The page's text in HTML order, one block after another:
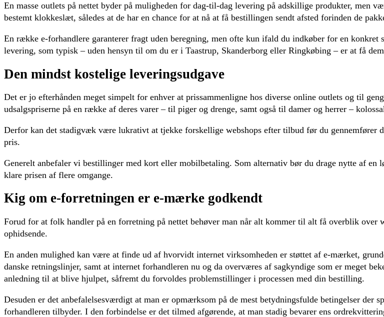
En masse outlets på nettet byder på muligheden for dag-til-dag levering på adskillige produkter, men
bestemt klokkeslæt, således at de har en chance for at nå at få bestillingen sendt afsted forinden de
En række e-forhandlere garanterer fragt uden beregning, men ofte kun ifald du indkøber for en
levering, som typisk – uden hensyn til om du er i Taastrup, Skanderborg eller Ringkøbing – er at få
Den mindst kostelige leveringsudgave
Det er jo efterhånden meget simpelt for enhver at prissammenligne hos diverse online outlets og til
udsalgspriserne på en række af deres varer – til piger og drenge, samt også til damer og herrer –
Derfor kan det stadigvæk være lukrativt at tjekke forskellige webshops efter tilbud før du gennemfører
pris.
Generelt anbefaler vi bestillinger med kort eller mobilbetaling. Som alternativ bør du drage nytte af
klare prisen af flere omgange.
Kig om e-forretningen er e-mærke godkendt
Forud for at folk handler på en forretning på nettet behøver man når alt kommer til alt få overblik over
ophidsende.
En anden mulighed kan være at finde ud af hvorvidt internet virksomheden er støttet af e-mærket,
danske retningslinjer, samt at internet forhandleren nu og da overværes af sagkyndige som er meget
anledning til at blive hjulpet, såfremt du forvoldes problemstillinger i processen med din bestilling.
Desuden er det anbefalelsesværdigt at man er opmærksom på de mest betydningsfulde betingelser
forhandleren tilbyder. I den forbindelse er det tilmed afgørende, at man stadig bevarer ens